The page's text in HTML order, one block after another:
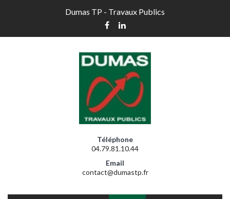
Dumas TP - Travaux Publics
Téléphone
04.79.81.10.44
Email
contact@dumastp.fr